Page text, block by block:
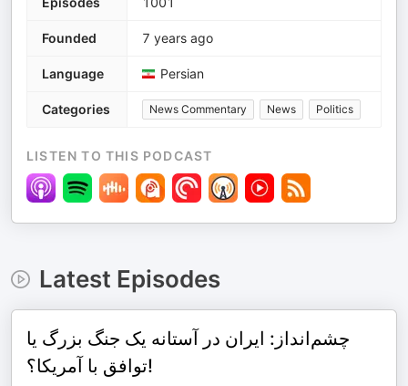
Founded 7 years ago
Language Persian
Categories News Commentary News Politics
LISTEN TO THIS PODCAST
Latest Episodes
چشم‌انداز: ایران در آستانه یک جنگ بزرگ یا
توافق با آمریکا؟!